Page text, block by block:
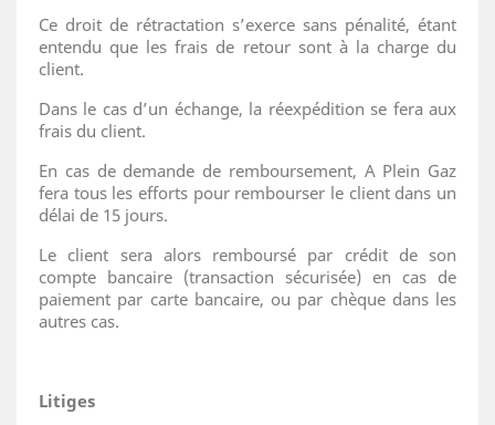
Ce droit de rétractation s’exerce sans pénalité, étant
entendu que les frais de retour sont à la charge du
client.
Dans le cas d’un échange, la réexpédition se fera aux
frais du client.
En cas de demande de remboursement, A Plein Gaz
fera tous les efforts pour rembourser le client dans un
délai de 15 jours.
Le client sera alors remboursé par crédit de son
compte bancaire (transaction sécurisée) en cas de
paiement par carte bancaire, ou par chèque dans les
autres cas.
Litiges